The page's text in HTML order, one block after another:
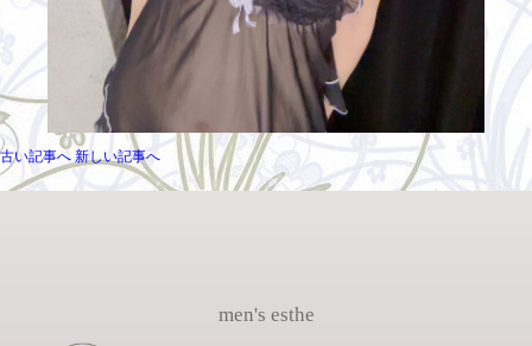
古い記事へ 新しい記事へ
men's esthe